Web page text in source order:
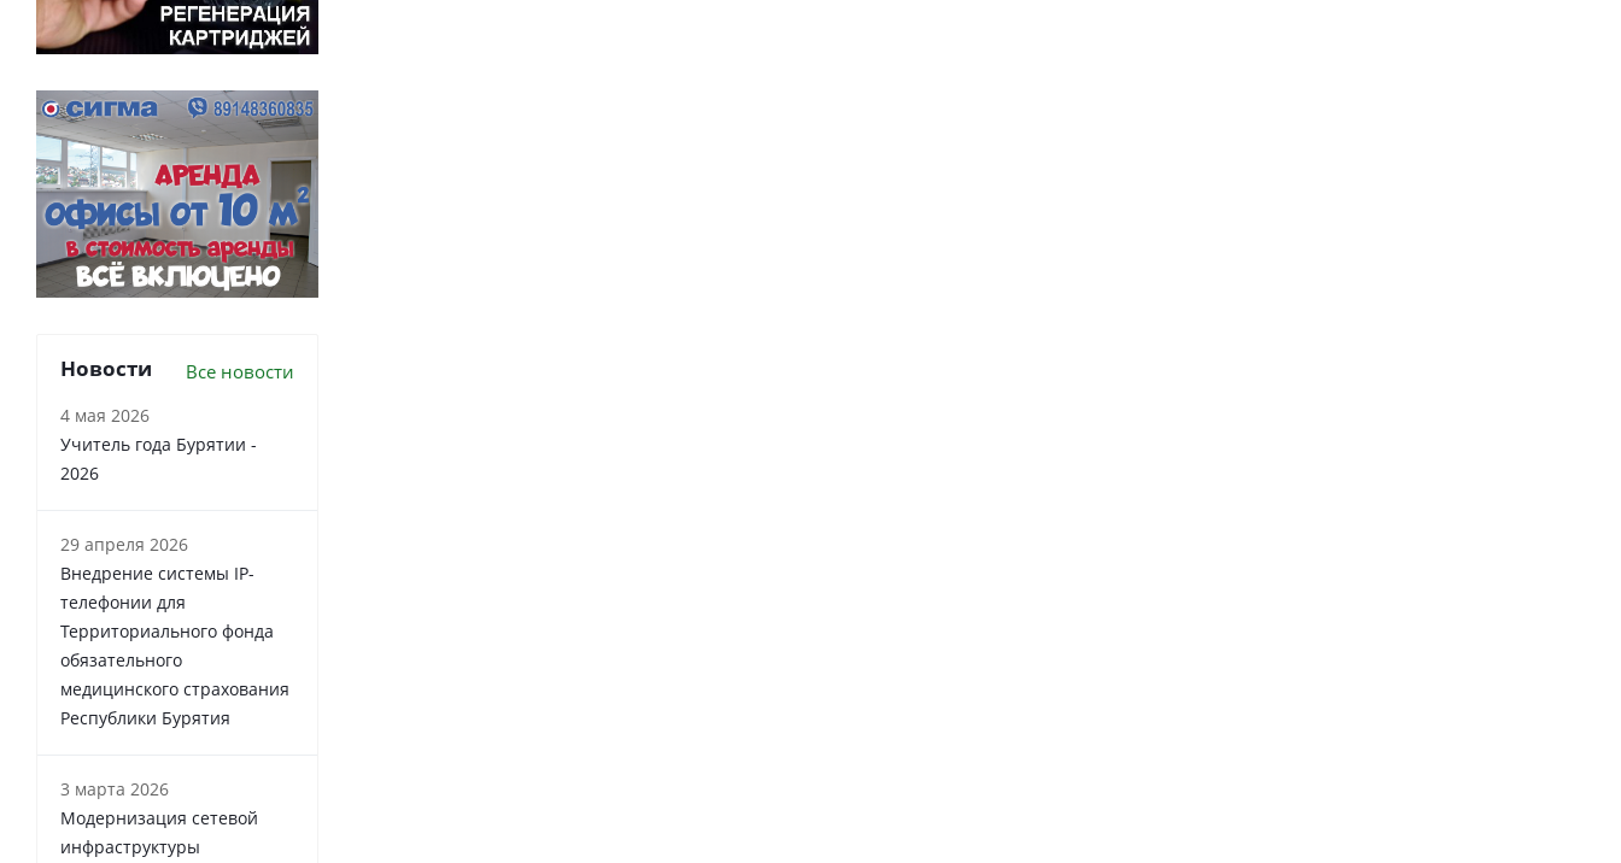
Новости Все новости
4 мая 2026
Учитель года Бурятии -
2026
29 апреля 2026
Внедрение системы IP-
телефонии для
Территориального фонда
обязательного
медицинского страхования
Республики Бурятия
3 марта 2026
Модернизация сетевой
инфраструктуры